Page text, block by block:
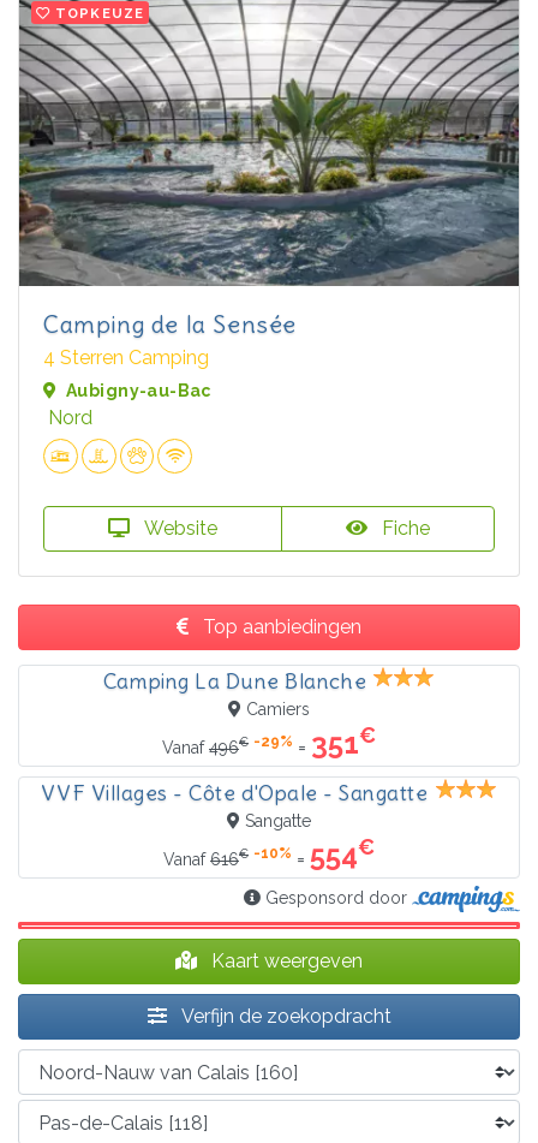
TOPKEUZE
Camping de la Sensée
4 Sterren Camping
Aubigny-au-Bac
Nord
Website Fiche
Top aanbiedingen
Camping La Dune Blanche
Camiers
Vanaf496€ -29% = 351€
VVF Villages - Côte d'Opale - Sangatte
Sangatte
Vanaf616€ -10% = 554€
Gesponsord door
Kaart weergeven
Verfijn de zoekopdracht